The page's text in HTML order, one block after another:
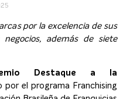
por la excelencia de sus
además de siete
Destaque a la
por el programa Franchising